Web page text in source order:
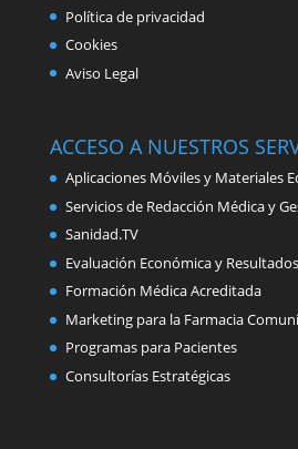
Política de privacidad
Cookies
Aviso Legal
ACCESO A NUESTROS
Aplicaciones Móviles y Materiales
Servicios de Redacción Médica y
Sanidad.TV
Evaluación Económica y
Formación Médica Acreditada
Marketing para la Farmacia
Programas para Pacientes
Consultorías Estratégicas